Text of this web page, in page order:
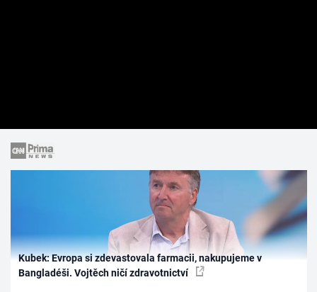
Kubek: Evropa si zdevastovala farmacii, nakupujeme v
Bangladéši. Vojtěch ničí zdravotnictví